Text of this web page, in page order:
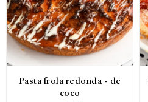
Pasta frola redonda - de
coco